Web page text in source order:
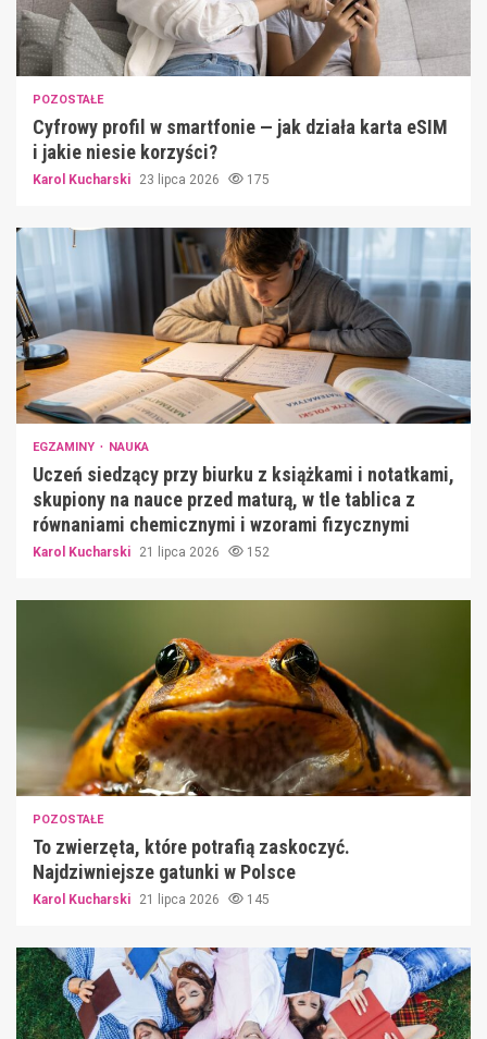
POZOSTAŁE
Cyfrowy profil w smartfonie — jak działa karta eSIM
i jakie niesie korzyści?
Karol Kucharski 23 lipca 2026 175
EGZAMINY NAUKA
Uczeń siedzący przy biurku z książkami i notatkami,
skupiony na nauce przed maturą, w tle tablica z
równaniami chemicznymi i wzorami fizycznymi
Karol Kucharski 21 lipca 2026 152
POZOSTAŁE
To zwierzęta, które potrafią zaskoczyć.
Najdziwniejsze gatunki w Polsce
Karol Kucharski 21 lipca 2026 145